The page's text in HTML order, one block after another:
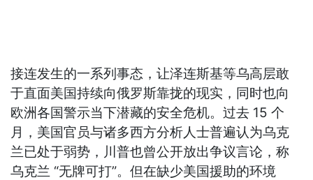
接连发生的一系列事态，让泽连斯基等乌高层敢
于直面美国持续向俄罗斯靠拢的现实，同时也向
欧洲各国警示当下潜藏的安全危机。过去 15 个
月，美国官员与诸多西方分析人士普遍认为乌克
兰已处于弱势，川普也曾公开放出争议言论，称
乌克兰 “无牌可打”。但在缺少美国援助的环境